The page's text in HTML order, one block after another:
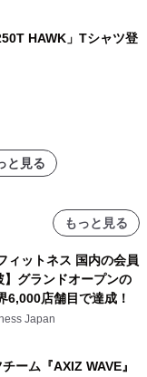
HAWK」Tシャツ登
と見る
もっと見る
ィットネス 国内の会員
グランドオープンの
6,000店舗目で達成！
Japan
ーム『AXIZ WAVE』